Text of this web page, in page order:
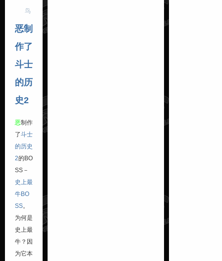
鸟
恶制
作了
斗士
的历
史2
恶制作
了斗士
的历史
2的BO
SS－
史上最
牛BO
SS。
为何是
史上最
牛？因
为它本